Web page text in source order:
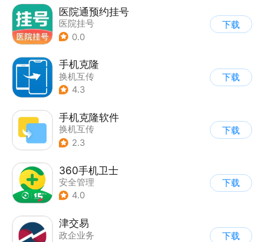
医院通预约挂号
医院挂号
0.0
下载
手机克隆
换机互传
4.3
下载
手机克隆软件
换机互传
2.3
下载
360手机卫士
安全管理
4.0
下载
津交易
政企业务
下载